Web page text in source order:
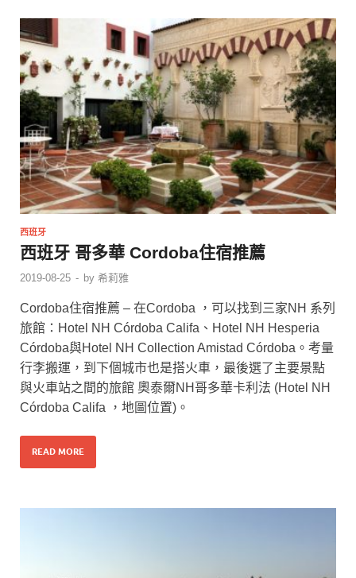
西班牙
西班牙 哥多華 Cordoba住宿推薦
2019-08-25 - by 希莉雅
Cordoba住宿推薦 – 在Cordoba ，可以找到三家NH 系列
旅館：Hotel NH Córdoba Califa、Hotel NH Hesperia
Córdoba與Hotel NH Collection Amistad Córdoba。考量
行李搬運，到下個城市也是搭火車，最後選了主要景點
與火車站之間的旅館 奧泰爾NH哥多華卡利法 (Hotel NH
Córdoba Califa ，地圖位置)。
READ MORE